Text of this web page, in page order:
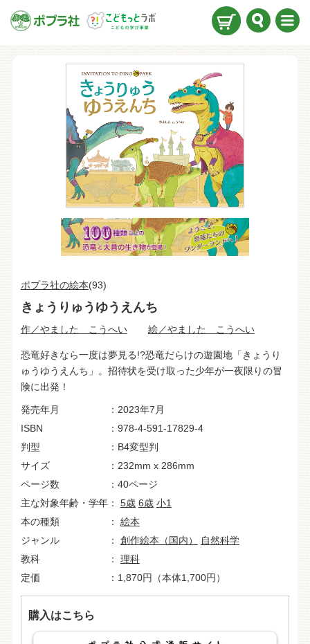
ポプラ社の絵本(93)
きょうりゅうゆうえんち
作／やました こうへい 絵／やました こうへい
恐竜好きなら一度は夢見る!?恐竜だらけの遊園地「きょうり
ゅうゆうえんち」。招待状を受け取った少年が一夜限りの冒
険に出発！
発売年月
2023年7月
ISBN
978-4-591-17829-4
判型
B4変型判
サイズ
232mm x 286mm
ページ数
40ページ
主な対象年齢・学年
5歳 6歳 小1
本の種類
絵本
ジャンル
創作絵本（国内）
自然科学
教科
理科
定価
1,870円（本体1,700円）
購入はこちら